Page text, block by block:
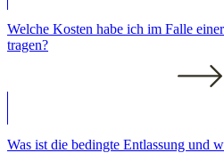
Welche Kosten habe ich im Falle
tragen?
Was ist die bedingte Entlassung und